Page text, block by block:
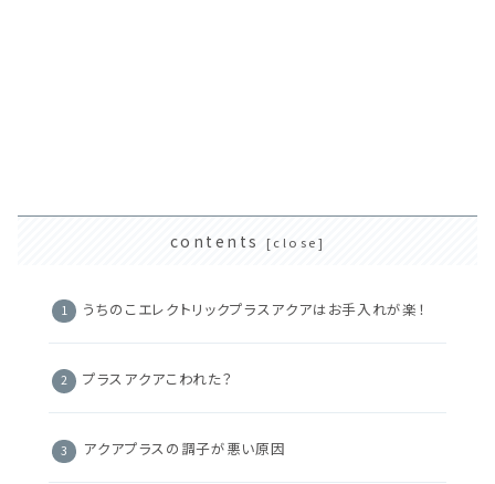
contents
うちのこエレクトリックプラスアクアはお手入れが楽！
プラスアクアこわれた？
アクアプラスの調子が悪い原因